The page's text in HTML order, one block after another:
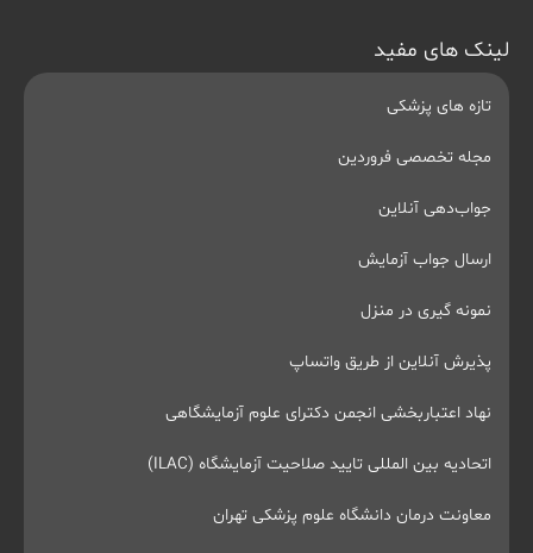
لینک های مفید
تازه های پزشکی
مجله تخصصی فروردین
جواب‌دهی آنلاین
ارسال جواب آزمایش
نمونه گیری در منزل
پذیرش آنلاین از طریق واتساپ
نهاد اعتباربخشی انجمن دکترای علوم آزمایشگاهی
اتحادیه بین المللی تایید صلاحیت آزمایشگاه (ILAC)
معاونت درمان دانشگاه علوم پزشکی تهران